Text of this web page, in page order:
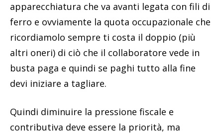
apparecchiatura che va avanti legata con fili di
ferro e ovviamente la quota occupazionale che
ricordiamolo sempre ti costa il doppio (più
altri oneri) di ciò che il collaboratore vede in
busta paga e quindi se paghi tutto alla fine
devi iniziare a tagliare.
Quindi diminuire la pressione fiscale e
contributiva deve essere la priorità, ma